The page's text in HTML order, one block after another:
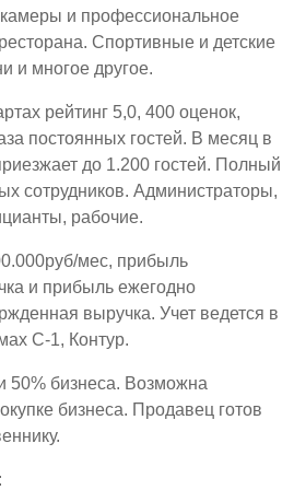
и профессиональное
Спортивные и детские
и многое другое.
рейтинг 5,0, 400 оценок,
постоянных гостей. В месяц в
до 1.200 гостей. Полный
сотрудников. Администраторы,
рабочие.
мес, прибыль
и прибыль ежегодно
выручка. Учет ведется в
С-1, Контур.
50% бизнеса. Возможна
бизнеса. Продавец готов